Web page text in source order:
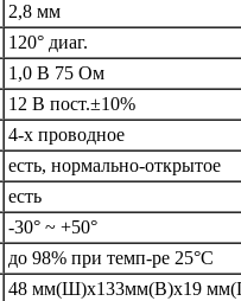
2,8 мм
120° диаг.
1,0 В 75 Ом
12 В пост.±10%
4-х проводное
есть, нормально-открытое
есть
-30° ~ +50°
до 98% при темп-ре 25°С
48 мм(Ш)х133мм(В)х19